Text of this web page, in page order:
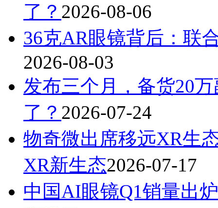
了？ 2026-08-06
36克AR眼镜背后：联
2026-08-03
发布三个月，备货20
了？ 2026-07-24
物奇微出席移远XR生
XR新生态2026-07-17
中国AI眼镜Q1销量出